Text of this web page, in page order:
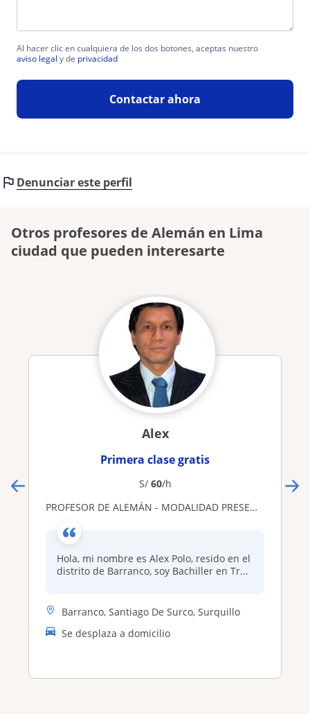
Al hacer clic en cualquiera de los dos botones, aceptas nuestro
aviso legal y de privacidad
Contactar ahora
Denunciar este perfil
Otros profesores de Alemán en Lima
ciudad que pueden interesarte
Alex
Primera clase gratis
S/ 60/h
PROFESOR DE ALEMÁN - MODALIDAD PRESENCIAL Y/O VIRTUAL
Hola, mi nombre es Alex Polo, resido en el
distrito de Barranco, soy Bachiller en Tr...
Barranco, Santiago De Surco, Surquillo
Se desplaza a domicilio